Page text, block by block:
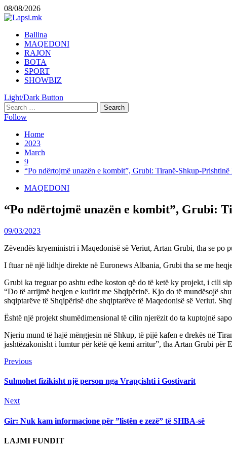
Skip
to
08/08/2026
Primary
Menu
Ballina
MAQEDONI
RAJON
BOTA
SPORT
SHOWBIZ
Light/Dark Button
Search
for:
Follow
Home
2023
March
9
“Po ndërtojmë unazën e kombit”, Grubi: Tiranë-Shkup-Prishtinë
MAQEDONI
“Po ndërtojmë unazën e kombit”, Grubi:
09/03/2023
Zëvendës kryeministri i Maqedonisë së Veriut, Artan Grubi, tha se
I ftuar në një lidhje direkte në Euronews Albania, Grubi tha se me
Grubi ka treguar po ashtu edhe koston që do të ketë ky projekt, i cili
“Do të arrijmë heqjen e kufirit me Shqipërinë. Kjo do të mundësojë
shqiptarëve të Shqipërisë dhe shqiptarëve të Maqedonisë së Veriut.
Është një projekt shumëdimensional të cilin njerëzit do ta kuptojnë
Njeriu mund të hajë mëngjesin në Shkup, të pijë kafen e drekës në
jashtëzakonisht i lumtur për këtë që kemi arritur”, tha Artan Grubi për
Continue
Reading
PreviousPrevious
Sulmohet fizikisht një person nga Vrapçishti i Gostivarit
NextNext
Gir: Nuk kam informacione për ”listën e zezë” të SHBA-së
LAJMI FUNDIT